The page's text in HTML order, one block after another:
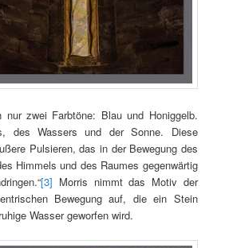
nur zwei Farbtöne: Blau und Honiggelb.
des Wassers und der Sonne. Diese
Pulsieren, das in der Bewegung des
Himmels und des Raumes gegenwärtig
[3] Morris nimmt das Motiv der
Bewegung auf, die ein Stein
Wasser geworfen wird.